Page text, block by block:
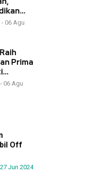
- 06 Agu
Prima
- 06 Agu
Off
27 Jun 2024